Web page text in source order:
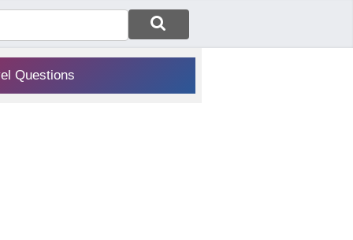
Questions